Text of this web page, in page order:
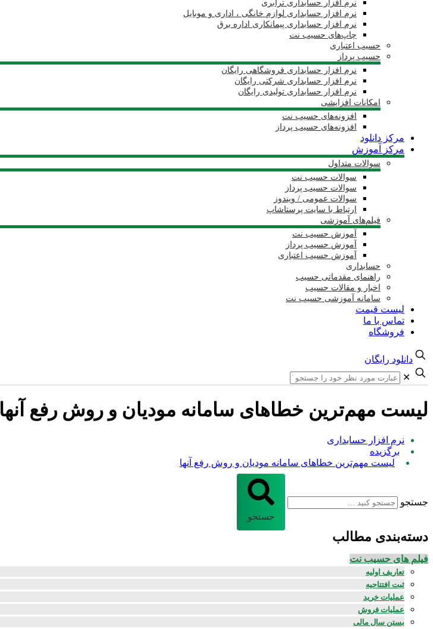
نرم افزار حسابداری ترابری
نرم افزار حسابداری لوازم خانگی ، اداری و موبایل
نرم افزار حسابداری پیمانکاری اداره برق
چاپ‌های حسیب نت
حسیب اعتباری
حسیب پرداز
نرم افزار حسابداری فروشگاهی رایگان
نرم افزار حسابداری شرکتی رایگان
نرم افزار حسابداری تولیدی رایگان
امکانات افزایشی
افزونه‌های حسیب نت
افزونه‌های حسیب پرداز
مرکز دانلود
مرکز آموزش
سوالات متداول
سوالات حسیب نت
سوالات حسیب پرداز
سوالات عمومی / ویندوز
ارتباط با سایت پرستاشاپ
فیلم‌های آموزشی
آموزش حسیب نت
آموزش حسیب پرداز
آموزش حسیب اعتباری
حسابداری
راهنمای مقدماتی حسیب
اخبار و مقالات حسیب
سامانه آموزشی حسیب نت
لیست قیمت
تماس با ما
فروشگاه
دانلود رایگان
✕
لیست مهم‌ترین خطاهای سامانه مودیان و روش رفع آنها
نرم افزار حسابداری
برگزیده
لیست مهم‌ترین خطاهای سامانه مودیان و روش رفع آنها
جستجو
جستجو
دسته‌بندی مطالب
فیلم های حسیب نت
تعاریف اولیه
ثبت افتتاحیه
عملیات خرید
عملیات فروش
بستن سال مالی